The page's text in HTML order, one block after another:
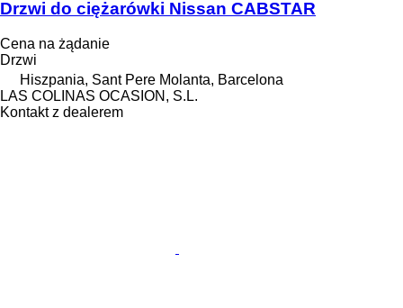
Drzwi do ciężarówki Nissan CABSTAR
Cena na żądanie
Drzwi
Hiszpania, Sant Pere Molanta, Barcelona
LAS COLINAS OCASION, S.L.
Kontakt z dealerem